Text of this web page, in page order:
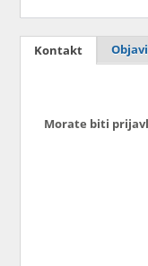
Kontakt
Morate biti